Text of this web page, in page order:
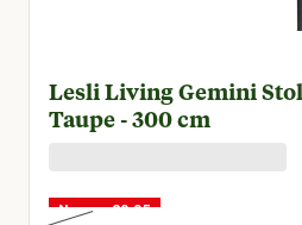
Lesli Living Gemini
Taupe - 300 cm
Nu voor 39,95